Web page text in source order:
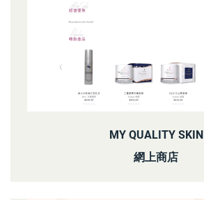
MY QUALITY SKIN
網上商店